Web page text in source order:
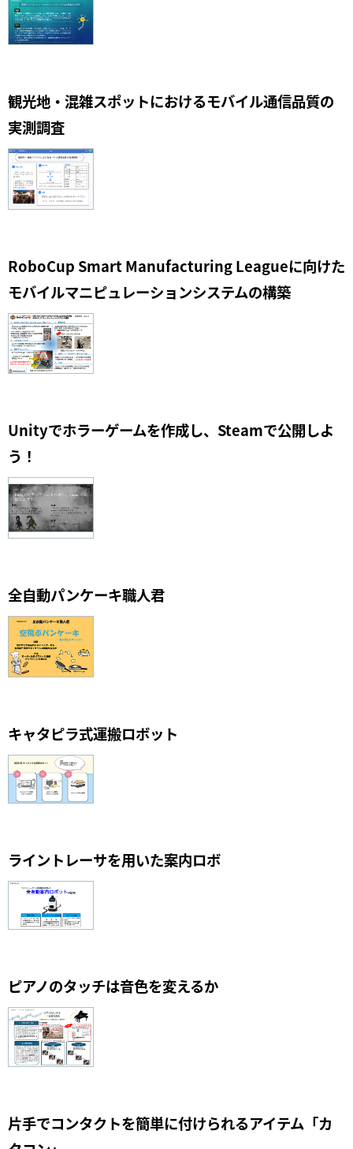
観光地・混雑スポットにおけるモバイル通信品質の
実測調査
RoboCup Smart Manufacturing Leagueに向けた
モバイルマニピュレーションシステムの構築
Unityでホラーゲームを作成し、Steamで公開しよ
う！
全自動パンケーキ職人君
キャタピラ式運搬ロボット
ライントレーサを用いた案内ロボ
ピアノのタッチは音色を変えるか
片手でコンタクトを簡単に付けられるアイテム「カ